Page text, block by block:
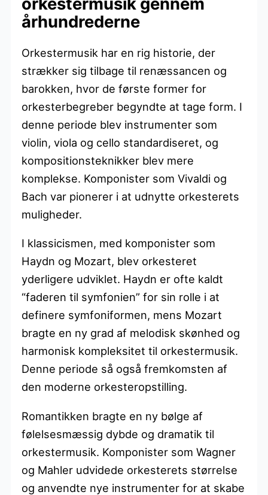
århundrederne
Orkestermusik har en rig historie, der
strækker sig tilbage til renæssancen og
barokken, hvor de første former for
orkesterbegreber begyndte at tage form. I
denne periode blev instrumenter som
violin, viola og cello standardiseret, og
kompositionsteknikker blev mere
komplekse. Komponister som Vivaldi og
Bach var pionerer i at udnytte orkesterets
muligheder.
I klassicismen, med komponister som
Haydn og Mozart, blev orkesteret
yderligere udviklet. Haydn er ofte kaldt
“faderen til symfonien” for sin rolle i at
definere symfoniformen, mens Mozart
bragte en ny grad af melodisk skønhed og
harmonisk kompleksitet til orkestermusik.
Denne periode så også fremkomsten af
den moderne orkesteropstilling.
Romantikken bragte en ny bølge af
følelsesmæssig dybde og dramatik til
orkestermusik. Komponister som Wagner
og Mahler udvidede orkesterets størrelse
og anvendte nye instrumenter for at skabe